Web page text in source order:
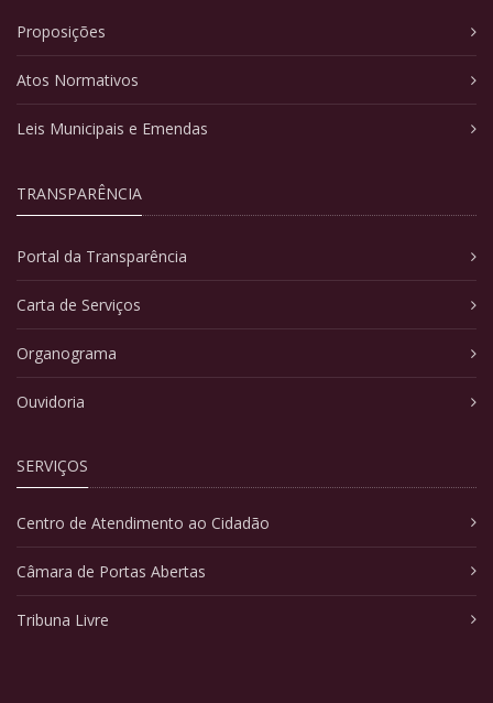
Proposições
Atos Normativos
Leis Municipais e Emendas
TRANSPARÊNCIA
Portal da Transparência
Carta de Serviços
Organograma
Ouvidoria
SERVIÇOS
Centro de Atendimento ao Cidadão
Câmara de Portas Abertas
Tribuna Livre